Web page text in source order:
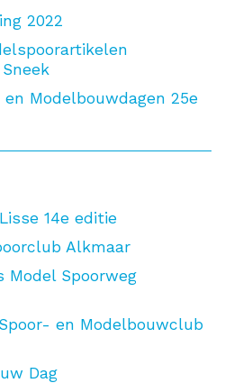
2022
Modelbouwdagen 25e
14e editie
Alkmaar
Model Spoorweg
en Modelbouwclub
Dag